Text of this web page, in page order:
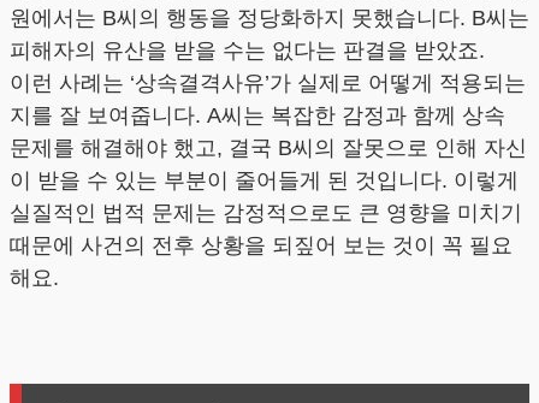
원에서는 B씨의 행동을 정당화하지 못했습니다. B씨는
피해자의 유산을 받을 수는 없다는 판결을 받았죠.
이런 사례는 ‘상속결격사유’가 실제로 어떻게 적용되는
지를 잘 보여줍니다. A씨는 복잡한 감정과 함께 상속
문제를 해결해야 했고, 결국 B씨의 잘못으로 인해 자신
이 받을 수 있는 부분이 줄어들게 된 것입니다. 이렇게
실질적인 법적 문제는 감정적으로도 큰 영향을 미치기
때문에 사건의 전후 상황을 되짚어 보는 것이 꼭 필요
해요.